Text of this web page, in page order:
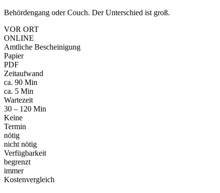
Behördengang oder Couch. Der Unterschied ist groß.
VOR ORT
ONLINE
Amtliche Bescheinigung
Papier
PDF
Zeitaufwand
ca. 90 Min
ca. 5 Min
Wartezeit
30 – 120 Min
Keine
Termin
nötig
nicht nötig
Verfügbarkeit
begrenzt
immer
Kostenvergleich